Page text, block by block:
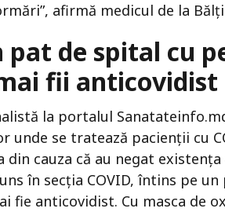
afirmă medicul de la
de spital cu
fii anticovidist
la portalul
unde se tratează pacienții cu
cauza că au negat existența
în secția COVID, întins pe
fie anticovidist. Cu masca de